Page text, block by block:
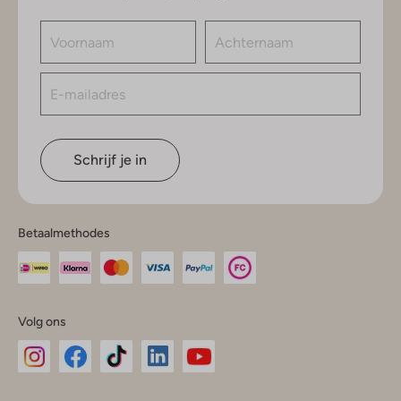
Schrijf je in
Betaalmethodes
Volg ons